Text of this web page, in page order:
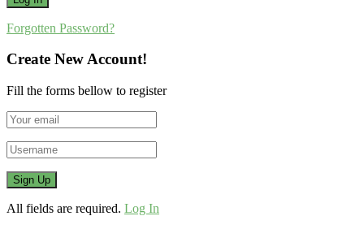
Forgotten Password?
Create New Account!
Fill the forms bellow to register
All fields are required. Log In